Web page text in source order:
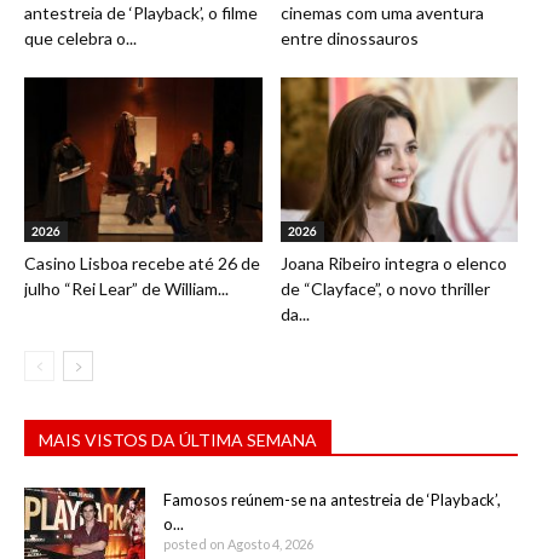
antestreia de ‘Playback’, o filme
que celebra o...
cinemas com uma aventura
entre dinossauros
2026
Casino Lisboa recebe até 26 de
julho “Rei Lear” de William...
2026
Joana Ribeiro integra o elenco
de “Clayface”, o novo thriller
da...
MAIS VISTOS DA ÚLTIMA SEMANA
Famosos reúnem-se na antestreia de ‘Playback’,
o...
posted on Agosto 4, 2026